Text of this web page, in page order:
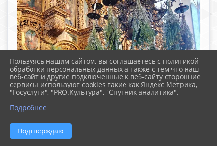
Пользуясь нашим сайтом, вы соглашаетесь с политикой
обработки персональных данных а также с тем что наш
веб-сайт и другие подключенные к веб-сайту сторонние
сервисы используют cookies такие как Яндекс Метрика,
"Госуслуги", "PRO.Культура", "Спутник аналитика".
Подробнее
Подтверждаю